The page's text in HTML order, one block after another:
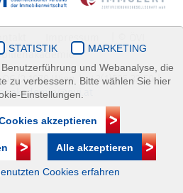
2 1070 Wien | +43(1)505 32 50 |
STATISTIK
MARKETING
und Webanalyse, die
zu verbessern. Bitte wählen Sie hier
Einstellungen.
akzeptieren
Alle akzeptieren
Cookies erfahren